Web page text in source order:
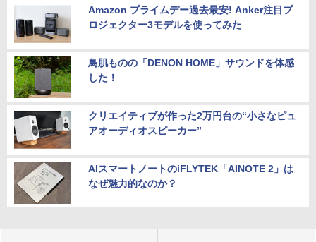
Amazon プライムデー過去最安! Anker注目プ
ロジェクター3モデルを使ってみた
鳥肌ものの「DENON HOME」サウンドを体感
した！
クリエイティブが作った2万円台の“小さなピュ
アオーディオスピーカー”
AIスマートノートのiFLYTEK「AINOTE 2」は
なぜ魅力的なのか？